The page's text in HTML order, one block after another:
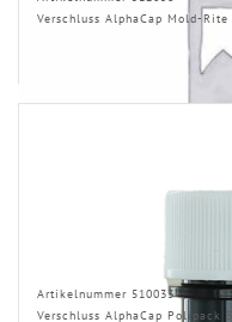
Verschluss AlphaCap Mold-
Artikelnummer 510033
Verschluss AlphaCap Polipack